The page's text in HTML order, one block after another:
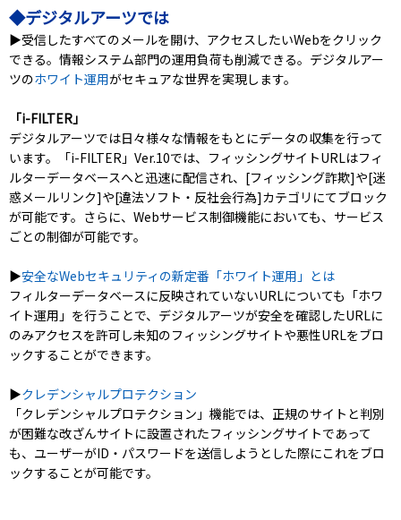
◆デジタルアーツでは
▶受信したすべてのメールを開け、アクセスしたいWebをクリック
できる。情報システム部門の運用負荷も削減できる。デジタルアー
ツのホワイト運用がセキュアな世界を実現します。
「i-FILTER」
デジタルアーツでは日々様々な情報をもとにデータの収集を行って
います。「i-FILTER」Ver.10では、フィッシングサイトURLはフィ
ルターデータベースへと迅速に配信され、[フィッシング詐欺]や[迷
惑メールリンク]や[違法ソフト・反社会行為]カテゴリにてブロック
が可能です。さらに、Webサービス制御機能においても、サービス
ごとの制御が可能です。
▶安全なWebセキュリティの新定番「ホワイト運用」とは
フィルターデータベースに反映されていないURLについても「ホワ
イト運用」を行うことで、デジタルアーツが安全を確認したURLに
のみアクセスを許可し未知のフィッシングサイトや悪性URLをブロ
ックすることができます。
▶クレデンシャルプロテクション
「クレデンシャルプロテクション」機能では、正規のサイトと判別
が困難な改ざんサイトに設置されたフィッシングサイトであって
も、ユーザーがID・パスワードを送信しようとした際にこれをブロ
ックすることが可能です。